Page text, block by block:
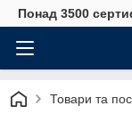
Понад 3500
Товари та